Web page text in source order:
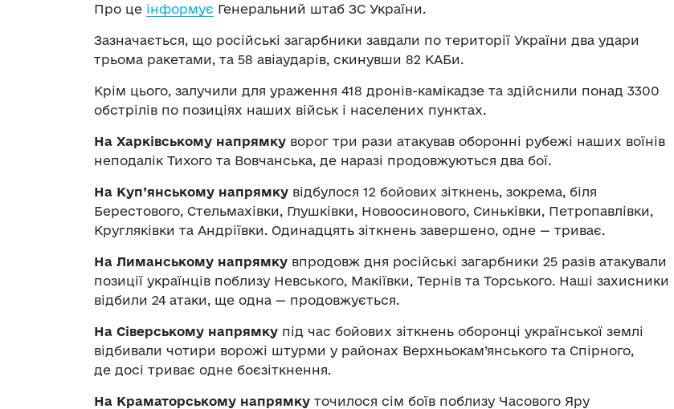
Про це інформує Генеральний штаб ЗС України.
Зазначається, що російські загарбники завдали по території України два удари
трьома ракетами, та 58 авіаударів, скинувши 82 КАБи.
Крім цього, залучили для ураження 418 дронів-камікадзе та здійснили понад 3300
обстрілів по позиціях наших військ і населених пунктах.
На Харківському напрямку ворог три рази атакував оборонні рубежі наших воїнів
неподалік Тихого та Вовчанська, де наразі продовжуються два бої.
На Куп’янському напрямку відбулося 12 бойових зіткнень, зокрема, біля
Берестового, Стельмахівки, Глушківки, Новоосинового, Синьківки, Петропавлівки,
Кругляківки та Андріївки. Одинадцять зіткнень завершено, одне — триває.
На Лиманському напрямку впродовж дня російські загарбники 25 разів атакували
позиції українців поблизу Невського, Макіївки, Тернів та Торського. Наші захисники
відбили 24 атаки, ще одна — продовжується.
На Сіверському напрямку під час бойових зіткнень оборонці української землі
відбивали чотири ворожі штурми у районах Верхньокам’янського та Спірного,
де досі триває одне боєзіткнення.
На Краматорському напрямку точилося сім боїв поблизу Часового Яру